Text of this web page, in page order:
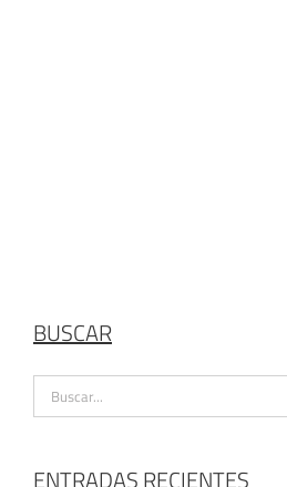
BUSCAR
Buscar:
ENTRADAS RECIENTES